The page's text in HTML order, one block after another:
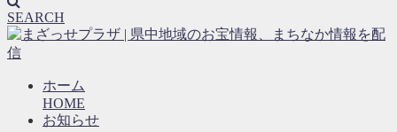
SEARCH
ホーム
HOME
お知らせ